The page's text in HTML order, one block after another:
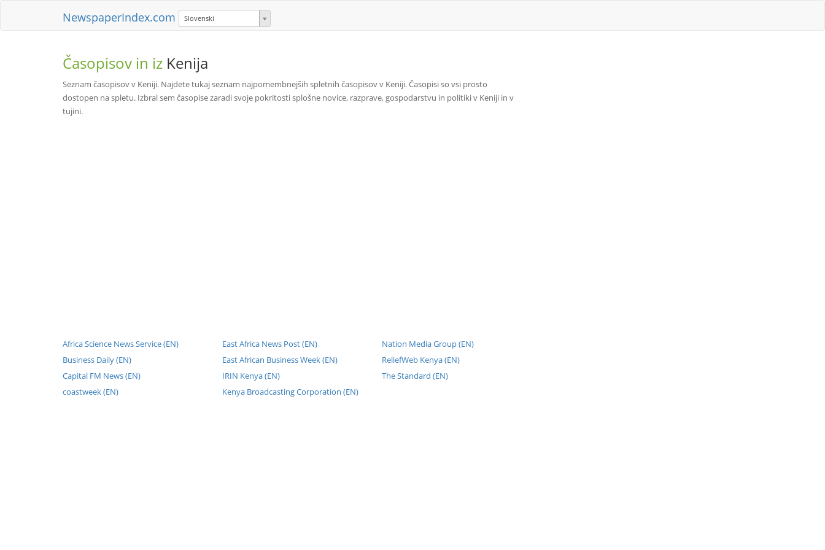
NewspaperIndex.com Slovenski
Časopisov in iz Kenija
Seznam časopisov v Keniji. Najdete tukaj seznam najpomembnejših spletnih časopisov v Keniji. Časopisi so vsi prosto
dostopen na spletu. Izbral sem časopise zaradi svoje pokritosti splošne novice, razprave, gospodarstvu in politiki v Keniji in v
tujini.
Africa Science News Service (EN)
Business Daily (EN)
Capital FM News (EN)
coastweek (EN)
East Africa News Post (EN)
East African Business Week (EN)
IRIN Kenya (EN)
Kenya Broadcasting Corporation (EN)
Nation Media Group (EN)
ReliefWeb Kenya (EN)
The Standard (EN)